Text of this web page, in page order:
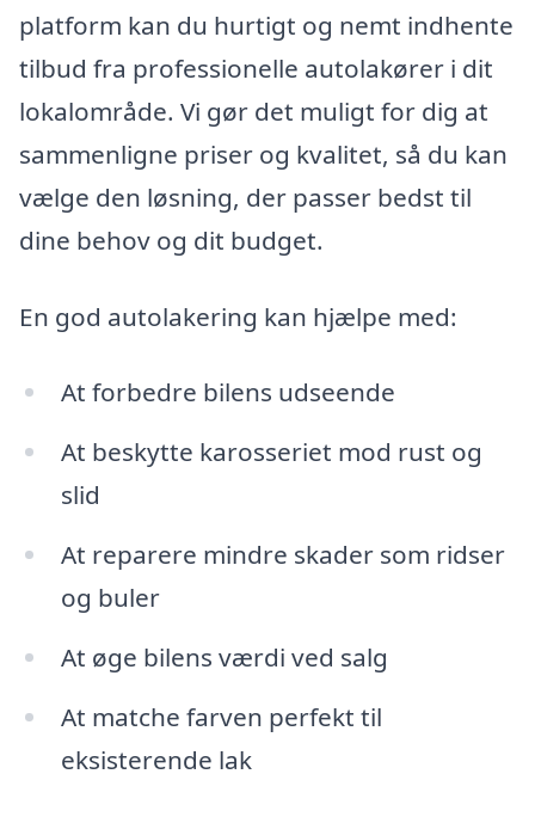
platform kan du hurtigt og nemt indhente
tilbud fra professionelle autolakører i dit
lokalområde. Vi gør det muligt for dig at
sammenligne priser og kvalitet, så du kan
vælge den løsning, der passer bedst til
dine behov og dit budget.
En god autolakering kan hjælpe med:
At forbedre bilens udseende
At beskytte karosseriet mod rust og
slid
At reparere mindre skader som ridser
og buler
At øge bilens værdi ved salg
At matche farven perfekt til
eksisterende lak